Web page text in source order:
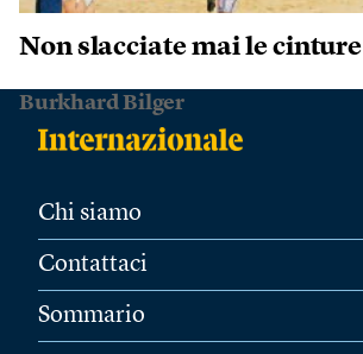
Non slacciate mai le cinture
Burkhard Bilger
Chi siamo
Contattaci
Sommario